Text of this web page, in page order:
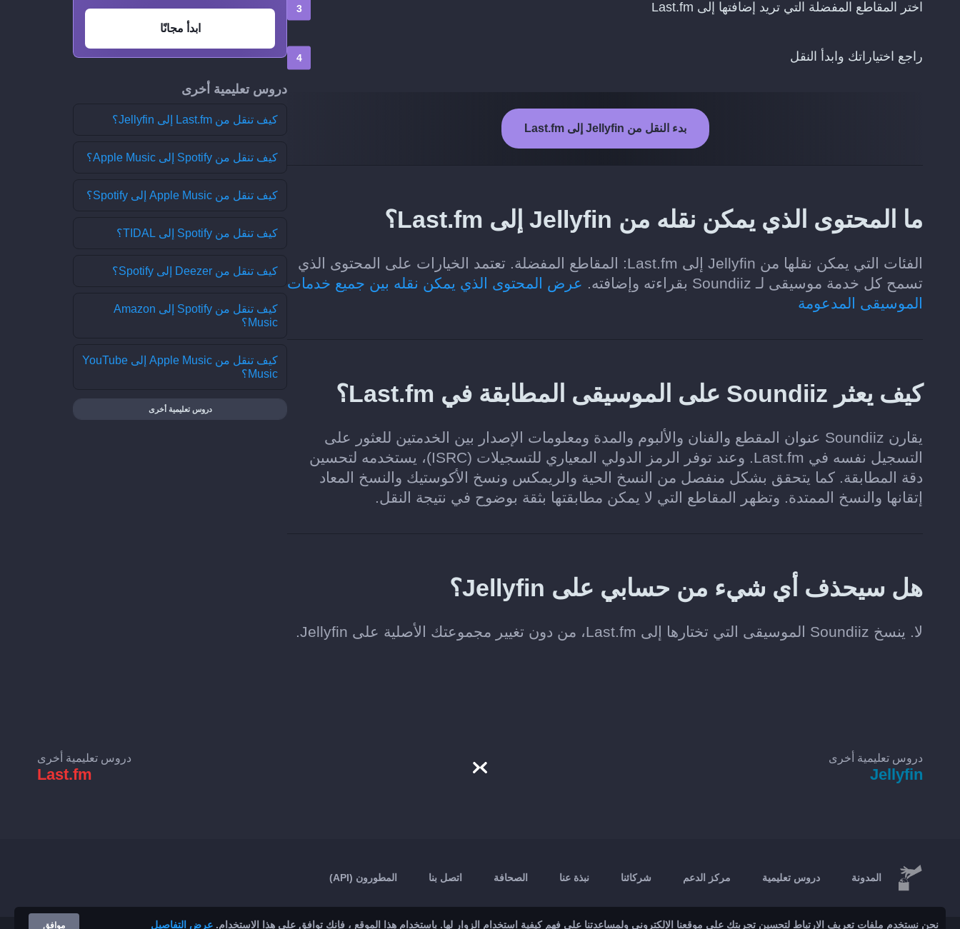
اختر المقاطع المفضلة التي تريد إضافتها إلى Last.fm
راجع اختياراتك وابدأ النقل
بدء النقل من Jellyfin إلى Last.fm
ما المحتوى الذي يمكن نقله من Jellyfin إلى Last.fm؟
الفئات التي يمكن نقلها من Jellyfin إلى Last.fm: المقاطع المفضلة. تعتمد الخيارات على المحتوى الذي
تسمح كل خدمة موسيقى لـ Soundiiz بقراءته وإضافته.
عرض المحتوى الذي يمكن نقله بين جميع خدمات
الموسيقى المدعومة
كيف يعثر Soundiiz على الموسيقى المطابقة في Last.fm؟
يقارن Soundiiz عنوان المقطع والفنان والألبوم والمدة ومعلومات الإصدار بين الخدمتين للعثور على
التسجيل نفسه في Last.fm. وعند توفر الرمز الدولي المعياري للتسجيلات (ISRC)، يستخدمه لتحسين
دقة المطابقة. كما يتحقق بشكل منفصل من النسخ الحية والريمكس ونسخ الأكوستيك والنسخ المعاد
إتقانها والنسخ الممتدة. وتظهر المقاطع التي لا يمكن مطابقتها بثقة بوضوح في نتيجة النقل.
هل سيحذف أي شيء من حسابي على Jellyfin؟
لا. ينسخ Soundiiz الموسيقى التي تختارها إلى Last.fm، من دون تغيير مجموعتك الأصلية على Jellyfin.
ابدأ مجانًا
دروس تعليمية أخرى
كيف تنقل من Last.fm إلى Jellyfin؟
كيف تنقل من Spotify إلى Apple Music؟
كيف تنقل من Apple Music إلى Spotify؟
كيف تنقل من Spotify إلى TIDAL؟
كيف تنقل من Deezer إلى Spotify؟
كيف تنقل من Spotify إلى Amazon
Music؟
كيف تنقل من Apple Music إلى YouTube
Music؟
دروس تعليمية أخرى
دروس تعليمية أخرى
Jellyfin
دروس تعليمية أخرى
Last.fm
المدونة دروس تعليمية مركز الدعم شركائنا نبذة عنا الصحافة اتصل بنا المطورون (API)
نحن نستخدم ملفات تعريف الارتباط لتحسين تجربتك على موقعنا الإلكتروني ولمساعدتنا على فهم كيفية استخدام الزوار لها. باستخدام هذا الموقع ، فإنك توافق على هذا الاستخدام. عرض التفاصيل موافق